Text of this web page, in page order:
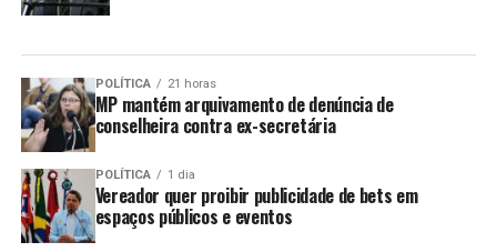
POLÍTICA 21 horas
MP mantém arquivamento de denúncia de
conselheira contra ex-secretária
POLÍTICA 1 dia
Vereador quer proibir publicidade de bets em
espaços públicos e eventos